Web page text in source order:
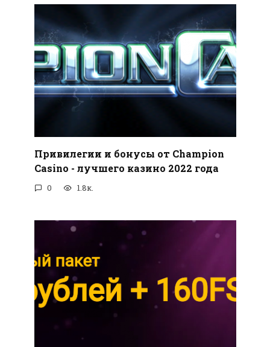
Привилегии и бонусы от Champion
Casino - лучшего казино 2022 года
0 1.8к.